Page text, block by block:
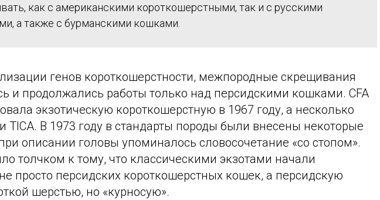
как с американскими короткошерстными, так и с русскими
а также с бурманскими кошками.
генов короткошерстности, межпородные скрещивания
и продолжались работы только над персидскими кошками. CFA
экзотическую короткошерстную в 1967 году, а несколько
TICA. В 1973 году в стандарты породы были внесены некоторые
описании головы упоминалось словосочетание «со стопом».
толчком к тому, что классическими экзотами начали
просто персидских короткошерстных кошек, а персидскую
шерстью, но «курносую».